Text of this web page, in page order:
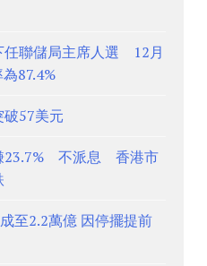
任聯儲局主席人選 12月
87.4%
57美元
23.7% 不派息 香港市
至2.2萬億 因停擺提前